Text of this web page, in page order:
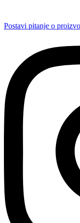
Postavi pitanje o